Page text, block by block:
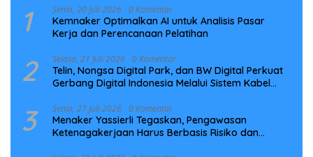
1 Senin, 20 Juli 2026 0 Komentar
Kemnaker Optimalkan AI untuk Analisis Pasar
Kerja dan Perencanaan Pelatihan
2 Selasa, 21 Juli 2026 0 Komentar
Telin, Nongsa Digital Park, dan BW Digital Perkuat
Gerbang Digital Indonesia Melalui Sistem Kabel
3 Senin, 27 Juli 2026 0 Komentar
Menaker Yassierli Tegaskan, Pengawasan
Ketenagakerjaan Harus Berbasis Risiko dan